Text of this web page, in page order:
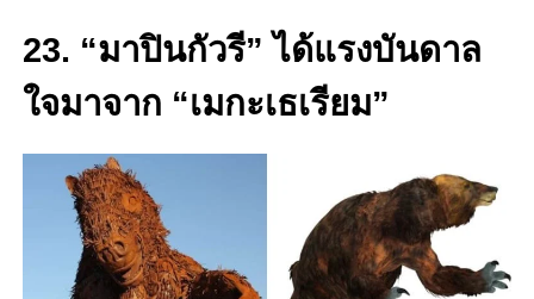
23. “มาปินกัวรี” ได้แรงบันดาล
ใจมาจาก “เมกะเธเรียม”